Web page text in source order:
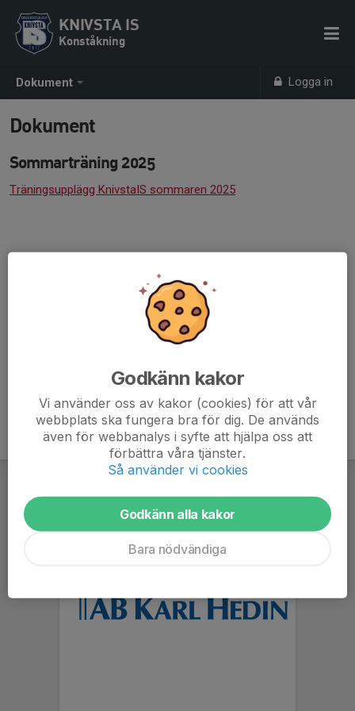
Dokument Logga in
KNIVSTA IS
Konståkning
Dokument
Sommarträning 2025
Träningsupplägg KnivstaIS sommaren 2025
Godkänn kakor
Vi använder oss av kakor (cookies) för att vår
webbplats ska fungera bra för dig. De används
även för webbanalys i syfte att hjälpa oss att
förbättra våra tjänster.
Så använder vi cookies
Godkänn alla kakor
Bara nödvändiga